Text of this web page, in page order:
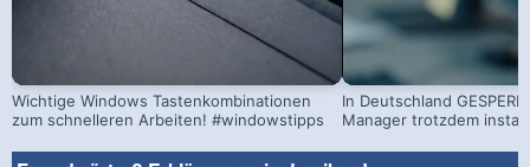
Wichtige Windows Tastenkombinationen
zum schnelleren Arbeiten! #windowstipps
In Deutschland
Manager trotzdem